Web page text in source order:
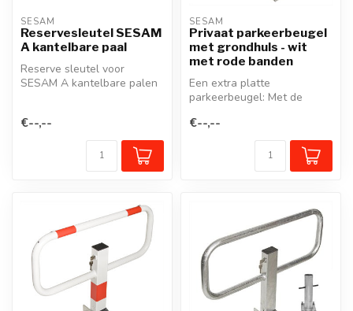
SESAM
Reservesleutel SESAM
A kantelbare paal
Reserve sleutel voor
SESAM A kantelbare palen
€--,--
SESAM
Privaat parkeerbeugel
met grondhuls - wit
met rode banden
Een extra platte
parkeerbeugel: Met de
klappaal/parkeerbeug...
€--,--